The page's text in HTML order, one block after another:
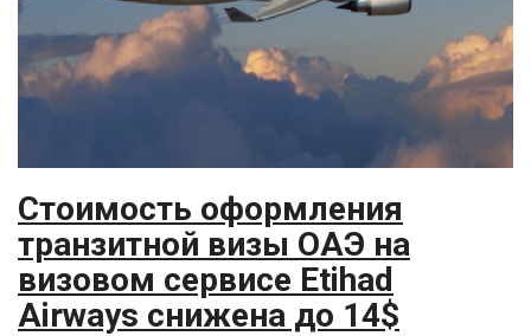
Стоимость оформления
транзитной визы ОАЭ на
визовом сервисе Etihad
Airways снижена до 14$